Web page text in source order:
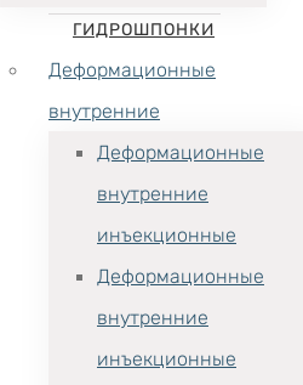
ГИДРОШПОНКИ
Деформационные
внутренние
Деформационные
внутренние
инъекционные
Деформационные
внутренние
инъекционные